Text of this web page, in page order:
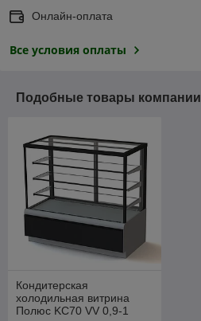
Онлайн-оплата
Все условия оплаты
Подобные товары компании
Кондитерская
холодильная витрина
Полюс KC70 VV 0,9-1